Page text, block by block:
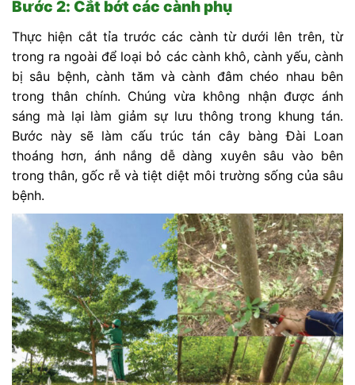
Bước 2: Cắt bớt các cành phụ
Thực hiện cắt tỉa trước các cành từ dưới lên trên, từ
trong ra ngoài để loại bỏ các cành khô, cành yếu, cành
bị sâu bệnh, cành tăm và cành đâm chéo nhau bên
trong thân chính. Chúng vừa không nhận được ánh
sáng mà lại làm giảm sự lưu thông trong khung tán.
Bước này sẽ làm cấu trúc tán cây bàng Đài Loan
thoáng hơn, ánh nắng dễ dàng xuyên sâu vào bên
trong thân, gốc rễ và tiệt diệt môi trường sống của sâu
bệnh.